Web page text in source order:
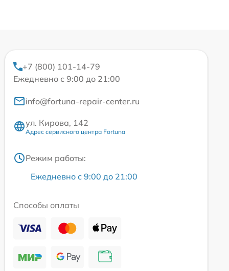
+7 (800) 101-14-79
Ежедневно с 9:00 до 21:00
info@fortuna-repair-center.ru
ул. Кирова, 142
Адрес сервисного центра Fortuna
Режим работы:
Ежедневно с 9:00 до 21:00
Способы оплаты